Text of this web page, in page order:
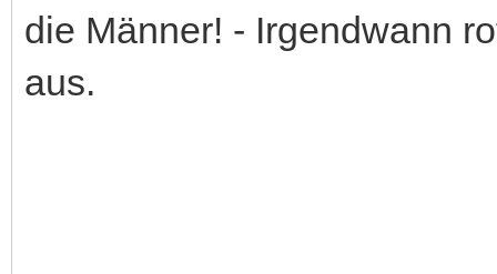
die Männer! - Irgendwann
aus.